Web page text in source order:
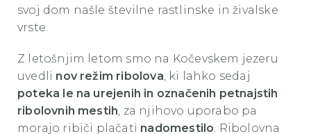
svoj dom našle številne rastlinske in živalske
vrste.
Z letošnjim letom smo na Kočevskem jezeru
uvedli nov režim ribolova, ki lahko sedaj
poteka le na urejenih in označenih petnajstih
ribolovnih mestih, za njihovo uporabo pa
morajo ribiči plačati nadomestilo. Ribolovna